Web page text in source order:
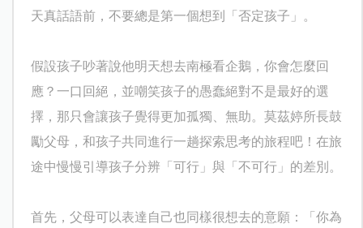
天真話語前，不要總是第一個想到「否定孩子」。
假設孩子吵著說他明天想去南極看企鵝，你會怎麼回
應？一口回絕，並嘲笑孩子的愚蠢絕對不是最好的選
擇，那只會讓孩子覺得更加孤獨、無助。莫茲婷所長鼓
勵父母，和孩子共同進行一趟探索思考的旅程吧！在旅
途中慢慢引導孩子分辨「可行」與「不可行」的差別。
首先，父母可以表達自己也同樣很想去的意願：「你為